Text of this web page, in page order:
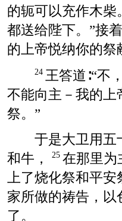
的轭可以充作木柴
都送给陛下。”接
的上帝悦纳你的祭
24 王答道∶“不
不能向主－我的上
祭。”
于是大卫用五
和牛，
25 在那里为
上了烧化祭和平
家所做的祷告，以
了。